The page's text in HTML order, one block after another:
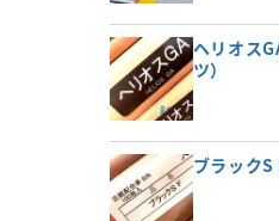
ヘリオス
ツ）
ブラックS